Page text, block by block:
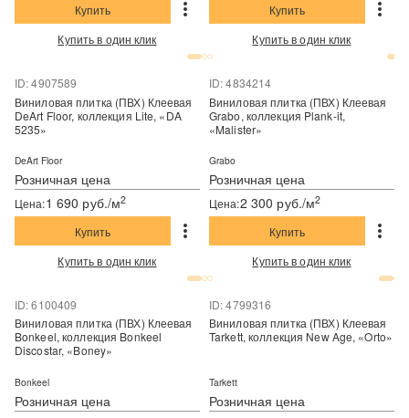
Купить
Купить в один клик
Купить
Купить в один клик
Розничная цена
ID: 4907589
Цена:1 690 руб./м2
Виниловая плитка (ПВХ) Клеевая
DeArt Floor, коллекция Lite, «DA
5235»
DeArt Floor
Купить
Купить в один клик
Розничная цена
ID: 4834214
Цена:2 300 руб./м2
Виниловая плитка (ПВХ) Клеевая
Grabo, коллекция Plank-it,
«Malister»
Grabo
Купить
Купить в один клик
Розничная цена
ID: 6100409
Виниловая плитка (ПВХ) Клеевая
Bonkeel, коллекция Bonkeel
Discostar, «Boney»
Bonkeel
Розничная цена
ID: 4799316
Виниловая плитка (ПВХ) Клеевая
Tarkett, коллекция New Age, «Orto»
Tarkett